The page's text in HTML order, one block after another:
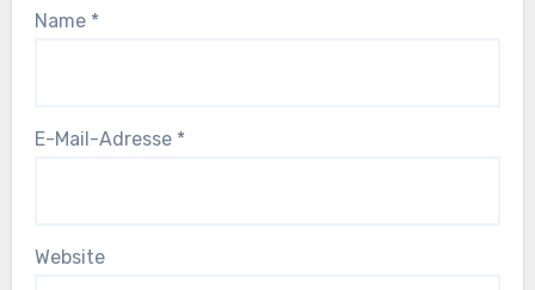
Name *
E-Mail-Adresse *
Website